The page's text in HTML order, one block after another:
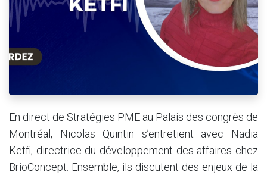
En direct de Stratégies PME au Palais des congrès de
Montréal, Nicolas Quintin s’entretient avec Nadia
Ketfi, directrice du développement des affaires chez
BrioConcept. Ensemble, ils discutent des enjeux de la